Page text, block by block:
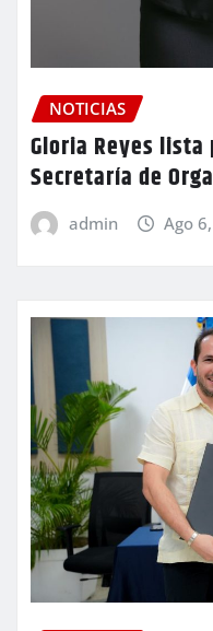
NOTICIAS
Gloria Reyes
Secretaría de
admin Ago